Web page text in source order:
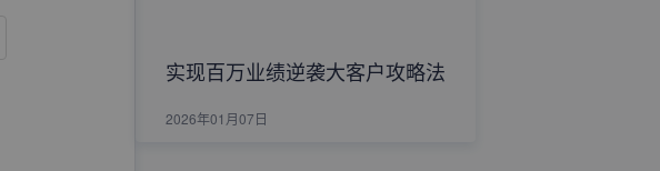
实现百万业绩逆袭大客户攻略法
2026年01月07日